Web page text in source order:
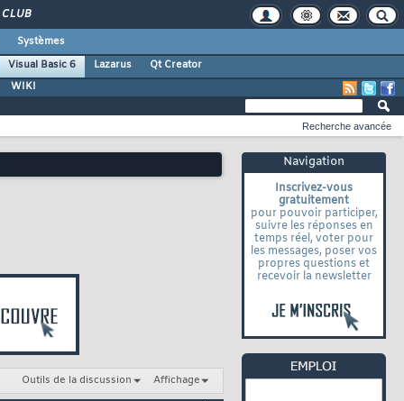
CLUB
Systèmes
Visual Basic 6 Lazarus
Qt Creator
WIKI
Navigation
Inscrivez-vous
gratuitement
pour pouvoir participer,
suivre les réponses en
temps réel, voter pour
les messages, poser vos
propres questions et
recevoir la newsletter
Recherche avancée
Outils de la discussion Affichage